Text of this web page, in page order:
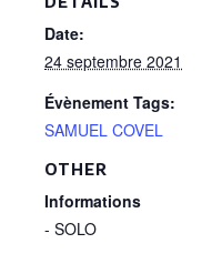
Date:
24 septembre 2021
Évènement Tags:
SAMUEL COVEL
OTHER
Informations
- SOLO